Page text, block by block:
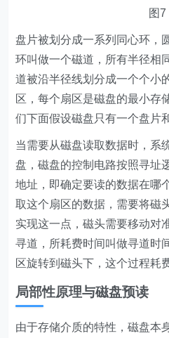
图7
盘片被划分成一系列同心环，
环叫做一个磁道，所有半径相
道被沿半径线划分成一个个小
区，每个扇区是磁盘的最小存
们下面假设磁盘只有一个盘片
当需要从磁盘读取数据时，系
盘，磁盘的控制电路按照寻址
地址，即确定要读的数据在哪
取这个扇区的数据，需要将磁
实现这一点，磁头需要移动对
寻道，所耗费时间叫做寻道时
区旋转到磁头下，这个过程耗
局部性原理与磁盘预读
由于存储介质的特性，磁盘本